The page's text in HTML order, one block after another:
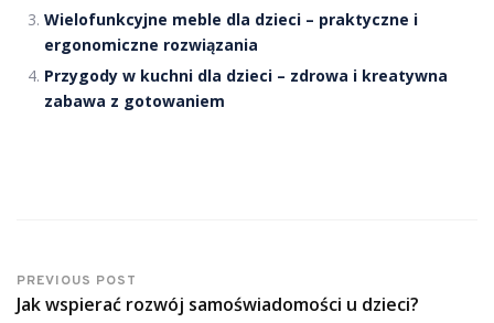
Wielofunkcyjne meble dla dzieci – praktyczne i
ergonomiczne rozwiązania
Przygody w kuchni dla dzieci – zdrowa i kreatywna
zabawa z gotowaniem
PREVIOUS POST
Jak wspierać rozwój samoświadomości u dzieci?